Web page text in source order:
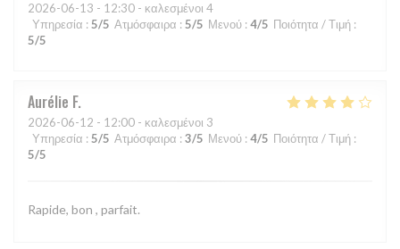
2026-06-13 - 12:30 - καλεσμένοι 4
Υπηρεσία : 5/5 Ατμόσφαιρα : 5/5 Μενού : 4/5 Ποιότητα / Τιμή :
5/5
Aurélie F
2026-06-12 - 12:00 - καλεσμένοι 3
Υπηρεσία : 5/5 Ατμόσφαιρα : 3/5 Μενού : 4/5 Ποιότητα / Τιμή :
5/5
Rapide, bon , parfait.